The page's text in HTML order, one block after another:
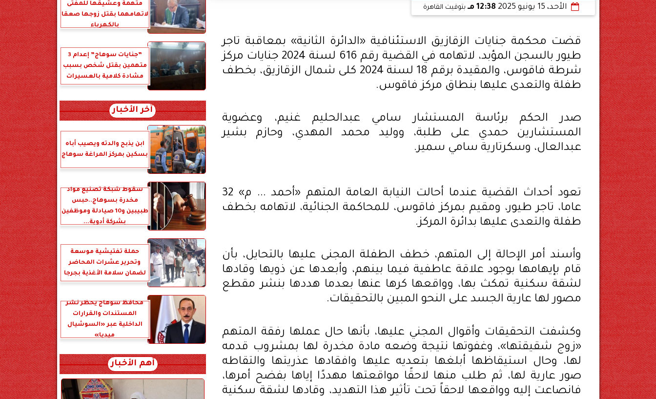
الأحد، 15 يونيو 2025 12:38 مـ بتوقيت القاهرة
قضت محكمة جنايات الزقازيق الاستئنافية «الدائرة الثانية» بمعاقبة تاجر
طيور بالسجن المؤبد، لاتهامه في القضية رقم 616 لسنة 2024 جنايات مركز
شرطة فاقوس، والمقيدة برقم 18 لسنة 2024 كلى شمال الزقازيق، بخطف
طفلة والتعدى عليها بنطاق مركز فاقوس.
صدر الحكم برئاسة المستشار سامي عبدالحليم غنيم، وعضوية
المستشارين حمدي على طلبة، ووليد محمد المهدي، وحازم بشير
عبدالعال، وسكرتارية سامي سمير.
تعود أحداث القضية عندما أحالت النيابة العامة المتهم «أحمد ... م» 32
عاما، تاجر طيور، ومقيم بمركز فاقوس، للمحاكمة الجنائية، لاتهامه بخطف
طفلة والتعدى عليها بدائرة المركز.
وأسند أمر الإحالة إلى المتهم، خطف الطفلة المجنى عليها بالتحايل، بأن
قام بإيهامها بوجود علاقة عاطفية فيما بينهم، وأبعدها عن ذويها وقادها
لشقة سكنية تمكث بها، وواقعها كرها عنها بعدما هددها بنشر مقطع
مصور لها عارية الجسد على النحو المبين بالتحقيقات.
وكشفت التحقيقات وأقوال المجني عليها، بأنها حال عملها رفقة المتهم
«زوج شقيقتها»، وغفوتها نتيجة وضعه مادة مخدرة لها بمشروب قدمه
لها، وحال استيقاظها أبلغها بتعديه عليها وافقادها عذريتها والتقاطه
صور عارية لها، ثم طلب منها لاحقًا مواقعتها مهددًا إياها بفضح أمرها،
فانصاعت إليه وواقعها لاحقاً تحت تأثير هذا التهديد، وقادها لشقة سكنية
متهمة وعشيقها للمفتى
لاتهامهما بقتل زوجها صعقا
بالكهرباء
”جنايات سوهاج” إعدام 3
متهمين بقتل شخص بسبب
مشادة كلامية بالعسيرات
آخر الأخبار
ابن يذبح والدته ويصيب أباه
بسكين بمركز المراغة سوهاج
سقوط شبكة تصنيع مواد
مخدرة بسوهاج..حبس
طبيبين و10 صيادلة وموظفين
بشركة أدوية...
حملة تفتيشية موسعة
وتحرير عشرات المحاضر
لضمان سلامة الأغذية بجرجا
محافظ سوهاج يحظر نشر
المستندات والقرارات
الداخلية عبر «السوشيال
ميديا»
أهم الأخبار